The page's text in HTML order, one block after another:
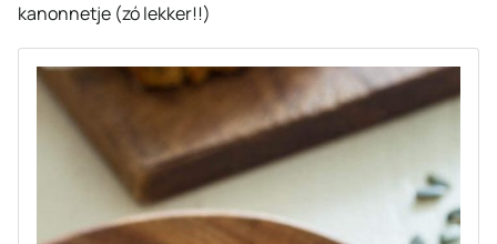
kanonnetje (zó lekker!!)